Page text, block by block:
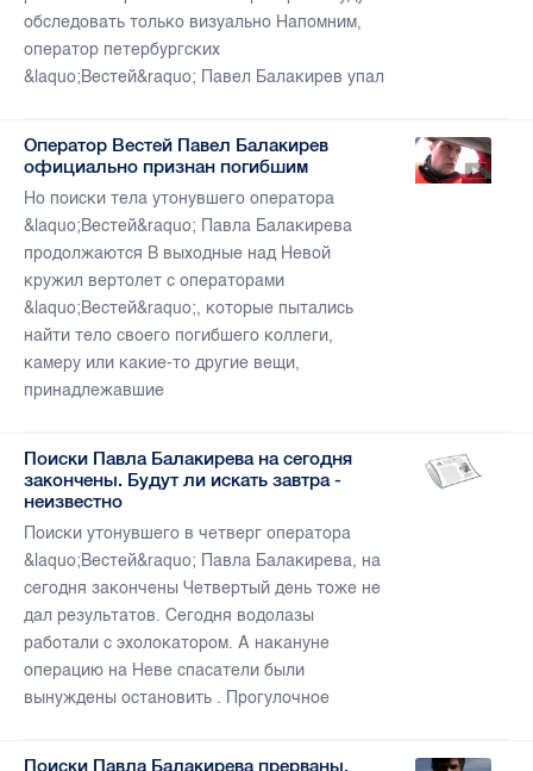
обследовать только визуально Напомним,
оператор петербургских
&laquo;Вестей&raquo; Павел Балакирев упал
Оператор Вестей Павел Балакирев
официально признан погибшим
Но поиски тела утонувшего оператора
&laquo;Вестей&raquo; Павла Балакирева
продолжаются В выходные над Невой
кружил вертолет с операторами
&laquo;Вестей&raquo;, которые пытались
найти тело своего погибшего коллеги,
камеру или какие-то другие вещи,
принадлежавшие
Поиски Павла Балакирева на сегодня
закончены. Будут ли искать завтра -
неизвестно
Поиски утонувшего в четверг оператора
&laquo;Вестей&raquo; Павла Балакирева, на
сегодня закончены Четвертый день тоже не
дал результатов. Сегодня водолазы
работали с эхолокатором. А накануне
операцию на Неве спасатели были
вынуждены остановить . Прогулочное
Поиски Павла Балакирева прерваны.